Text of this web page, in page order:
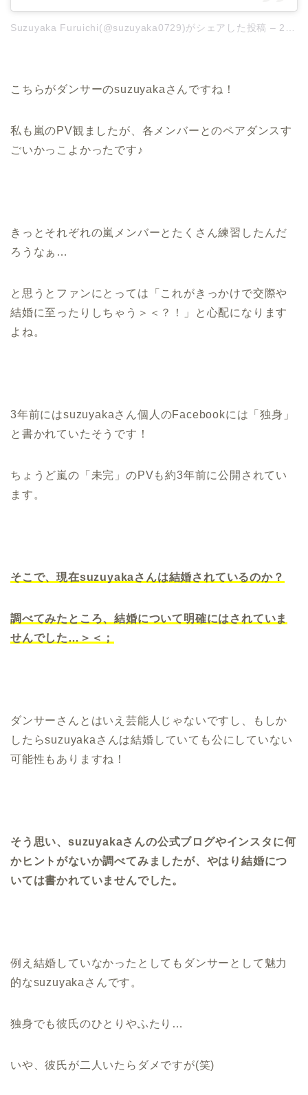
Suzuyaka Furuichi(@suzuyaka0729)がシェアした投稿 – 2019年 7月月29日午前3時26分PDT
こちらがダンサーのsuzuyakaさんですね！
私も嵐のPV観ましたが、各メンバーとのペアダンスす
ごいかっこよかったです♪
きっとそれぞれの嵐メンバーとたくさん練習したんだ
ろうなぁ…
と思うとファンにとっては「これがきっかけで交際や
結婚に至ったりしちゃう＞＜？！」と心配になります
よね。
3年前にはsuzuyakaさん個人のFacebookには「独身」
と書かれていたそうです！
ちょうど嵐の「未完」のPVも約3年前に公開されてい
ます。
そこで、現在suzuyakaさんは結婚されているのか？
調べてみたところ、結婚について明確にはされていま
せんでした…＞＜；
ダンサーさんとはいえ芸能人じゃないですし、もしか
したらsuzuyakaさんは結婚していても公にしていない
可能性もありますね！
そう思い、suzuyakaさんの公式ブログやインスタに何
かヒントがないか調べてみましたが、やはり結婚につ
いては書かれていませんでした。
例え結婚していなかったとしてもダンサーとして魅力
的なsuzuyakaさんです。
独身でも彼氏のひとりやふたり…
いや、彼氏が二人いたらダメですが(笑)